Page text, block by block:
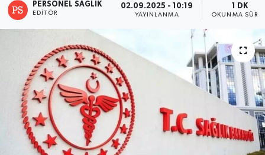
PERSONEL SAĞLIK
EDITÖR
02.09.2025 - 10:19
YAYINLANMA
1 DK
OKUNMA